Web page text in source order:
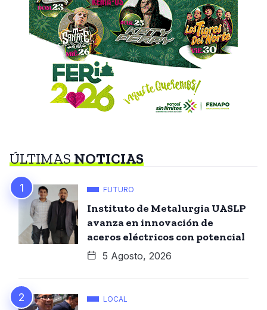
ÚLTIMASNOTICIAS
FUTURO
Instituto de Metalurgia UASLP
avanza en innovación de
aceros eléctricos con potencial
5 Agosto, 2026
LOCAL